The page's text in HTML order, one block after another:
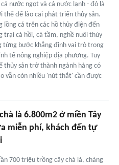
nước ngọt và cá nước lạnh - đó là
thế để lào cai phát triển thủy sản.
lồng cá trên các hồ thủy điện đến
trại cá hồi, cá tầm, nghề nuôi thủy
từng bước khẳng định vai trò trong
tế nông nghiệp địa phương. Tuy
thủy sản trở thành ngành hàng có
vẫn còn nhiều 'nút thắt' cần được
là 6.800m2 ở miền Tây
miễn phí, khách đến tự
700 triệu trồng cây chà là, chàng